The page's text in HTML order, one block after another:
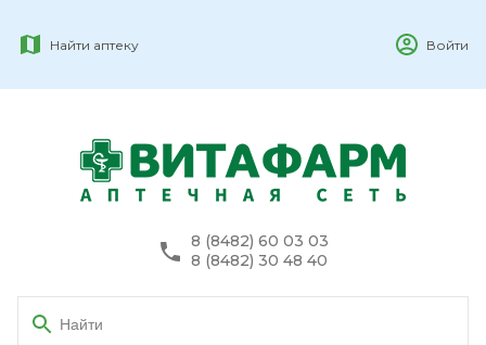
Найти аптеку Войти
8 (8482) 60 03 03
8 (8482) 30 48 40